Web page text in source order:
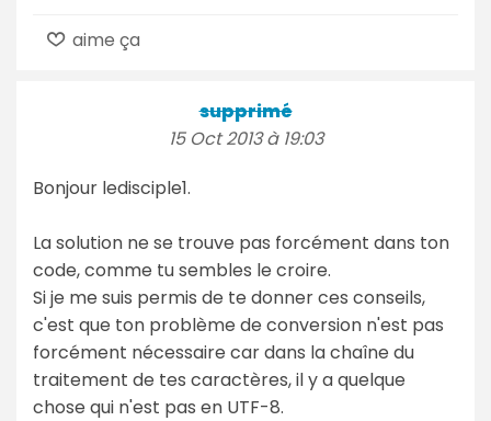
aime ça
supprimé
15 Oct 2013 à 19:03
Bonjour ledisciple1.
La solution ne se trouve pas forcément dans ton
code, comme tu sembles le croire.
Si je me suis permis de te donner ces conseils,
c'est que ton problème de conversion n'est pas
forcément nécessaire car dans la chaîne du
traitement de tes caractères, il y a quelque
chose qui n'est pas en UTF-8.